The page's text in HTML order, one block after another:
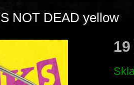
NOT DEAD yellow
cena: